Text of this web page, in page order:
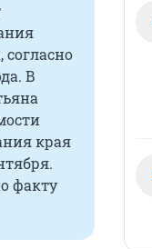
согласно
В
края
факту